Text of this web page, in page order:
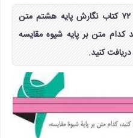
جواب فعالیت های نگارشی صفحه ۷۲ کتاب نگارش پایه هشتم متن
متن بر پایه شیوه مقایسه
کنید.